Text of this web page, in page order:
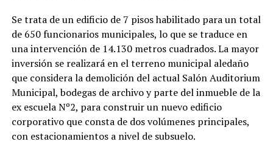
Se trata de un edificio de 7 pisos habilitado para un total
de 650 funcionarios municipales, lo que se traduce en
una intervención de 14.130 metros cuadrados. La mayor
inversión se realizará en el terreno municipal aledaño
que considera la demolición del actual Salón Auditorium
Municipal, bodegas de archivo y parte del inmueble de la
ex escuela Nº2, para construir un nuevo edificio
corporativo que consta de dos volúmenes principales,
con estacionamientos a nivel de subsuelo.